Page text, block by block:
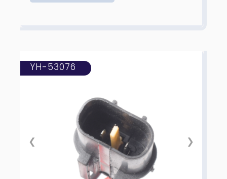
❮ ❯
YH-53076